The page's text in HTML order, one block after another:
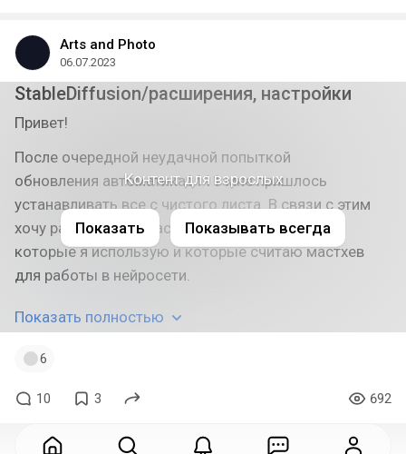
Arts and Photo
06.07.2023
StableDiffusion/расширения, настройки
Привет!
После очередной неудачной попыткой
обновления автоматика1111 мне пришлось
устанавливать все с чистого листа. В связи с этим
хочу рассказать о настройках, и расширениях
которые я использую и которые считаю мастхев
для работы в нейросети.
Показать полностью
Контент для взрослых
Показать Показывать всегда
6
10 3 692